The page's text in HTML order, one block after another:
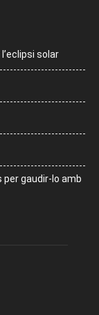
solar
per gaudir-lo amb